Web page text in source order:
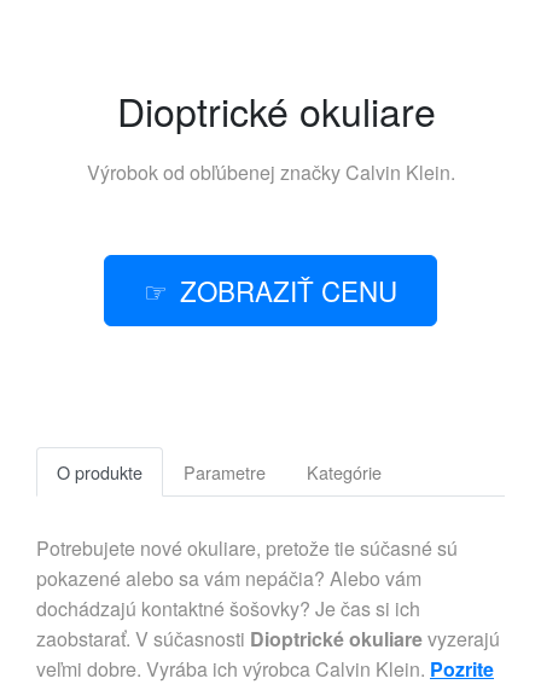
Dioptrické okuliare
Výrobok od obľúbenej značky Calvin Klein.
ZOBRAZIŤ CENU
O produkte Parametre Kategórie
Potrebujete nové okuliare, pretože tie súčasné sú
pokazené alebo sa vám nepáčia? Alebo vám
dochádzajú kontaktné šošovky? Je čas si ich
zaobstarať. V súčasnosti Dioptrické okuliarevyzerajú
veľmi dobre. Vyrába ich výrobca Calvin Klein. Pozrite